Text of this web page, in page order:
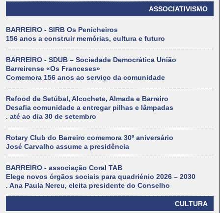
ASSOCIATIVISMO
BARREIRO - SIRB Os Penicheiros
156 anos a construir memórias, cultura e futuro
BARREIRO - SDUB – Sociedade Democrática União
Barreirense «Os Franceses»
Comemora 156 anos ao serviço da comunidade
Refood de Setúbal, Alcochete, Almada e Barreiro
Desafia comunidade a entregar pilhas e lâmpadas
. até ao dia 30 de setembro
Rotary Club do Barreiro comemora 30º aniversário
José Carvalho assume a presidência
BARREIRO - associação Coral TAB
Elege novos órgãos sociais para quadriénio 2026 – 2030
. Ana Paula Nereu, eleita presidente do Conselho
CULTURA